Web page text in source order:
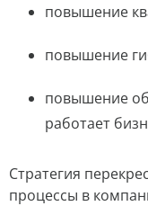
повышение
повышение
повышение
работает
Стратегия
процессы в